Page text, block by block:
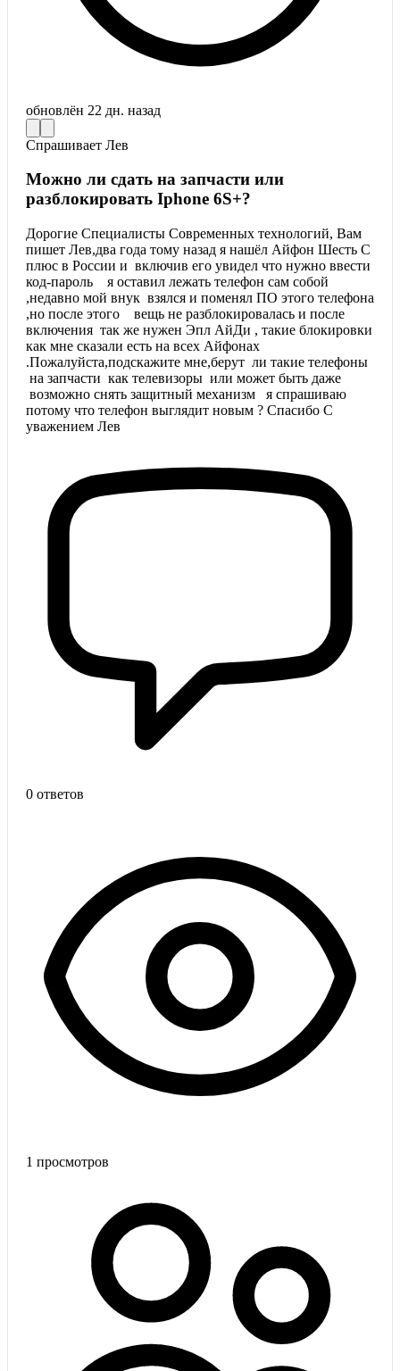
обновлён 22 дн. назад
Спрашивает Лев
Можно ли сдать на запчасти или
разблокировать Iphone 6S+?
Дорогие Специалисты Современных технологий, Вам
пишет Лев,два года тому назад я нашёл Айфон Шесть С
плюс в России и включив его увидел что нужно ввести
код-пароль я оставил лежать телефон сам собой
,недавно мой внук взялся и поменял ПО этого телефона
,но после этого вещь не разблокировалась и после
включения так же нужен Эпл АйДи , такие блокировки
как мне сказали есть на всех Айфонах
.Пожалуйста,подскажите мне,берут ли такие телефоны
на запчасти как телевизоры или может быть даже
возможно снять защитный механизм я спрашиваю
потому что телефон выглядит новым ? Спасибо С
уважением Лев
0 ответов
1 просмотров